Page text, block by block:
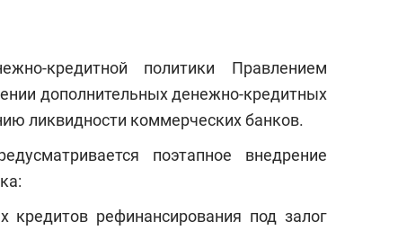
кредитной политики Правлением
дополнительных денежно-кредитных
ликвидности коммерческих банков.
поэтапное внедрение
кредитов рефинансирования под залог